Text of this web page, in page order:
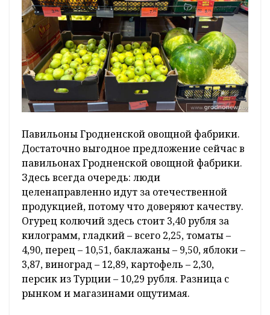
Павильоны Гродненской овощной фабрики.
Достаточно выгодное предложение сейчас в
павильонах Гродненской овощной фабрики.
Здесь всегда очередь: люди
целенаправленно идут за отечественной
продукцией, потому что доверяют качеству.
Огурец колючий здесь стоит 3,40 рубля за
килограмм, гладкий – всего 2,25, томаты –
4,90, перец – 10,51, баклажаны – 9,50, яблоки –
3,87, виноград – 12,89, картофель – 2,30,
персик из Турции – 10,29 рубля. Разница с
рынком и магазинами ощутимая.